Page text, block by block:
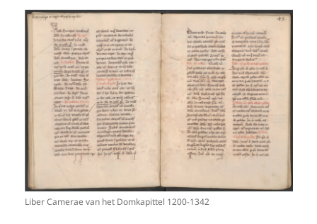
Liber Camerae van het Domkapittel 1200-1342